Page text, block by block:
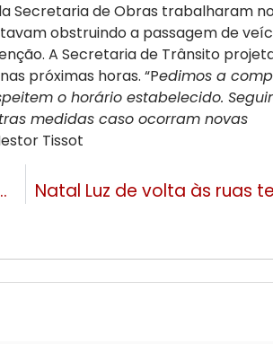
Secretaria de Obras trabalharam
obstruindo a passagem de
A Secretaria de Trânsito
próximas horas. “Pedimos a
o horário estabelecido.
medidas caso ocorram novas
Tissot
parques e restaurantes com promos